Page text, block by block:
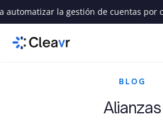
la gestión de cuentas por
BLOG
Alianzas